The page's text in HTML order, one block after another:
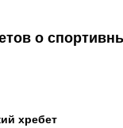
о
хребет